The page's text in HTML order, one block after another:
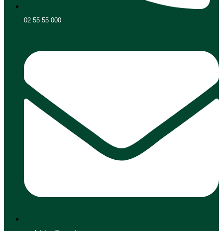
02 55 55 000